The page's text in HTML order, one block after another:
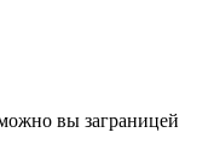
вы заграницей